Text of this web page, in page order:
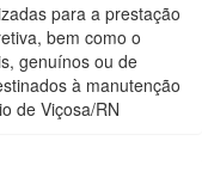
para a prestação
bem como o
genuínos ou de
à manutenção
de Viçosa/RN